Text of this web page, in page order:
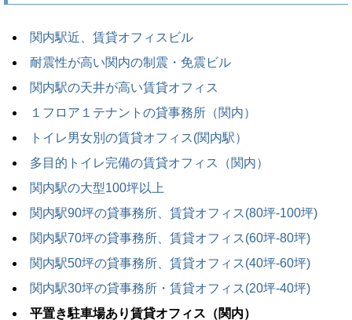
関内駅近、賃貸オフィスビル
耐震性が高い関内の制震・免震ビル
関内駅の天井が高い賃貸オフィス
１フロア１テナントの貸事務所（関内）
トイレ男女別の賃貸オフィス(関内駅）
多目的トイレ完備の賃貸オフィス（関内）
関内駅の大型100坪以上
関内駅90坪の貸事務所、賃貸オフィス(80坪-100坪)
関内駅70坪の貸事務所、賃貸オフィス(60坪-80坪)
関内駅50坪の貸事務所、賃貸オフィス(40坪-60坪)
関内駅30坪の貸事務所・賃貸オフィス(20坪-40坪)
平置き駐車場あり賃貸オフィス（関内）